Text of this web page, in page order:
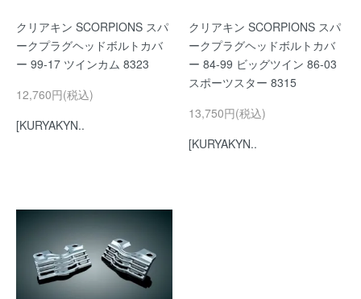
クリアキン SCORPIONS スパ
ークプラグヘッドボルトカバ
ー 99-17 ツインカム 8323
12,760円(税込)
[KURYAKYN..
クリアキン SCORPIONS スパ
ークプラグヘッドボルトカバ
ー 84-99 ビッグツイン 86-03
スポーツスター 8315
13,750円(税込)
[KURYAKYN..